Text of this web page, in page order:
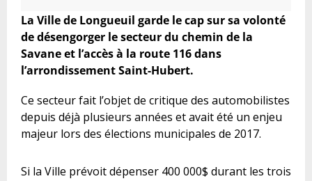
La Ville de Longueuil garde le cap sur sa volonté
de désengorger le secteur du chemin de la
Savane et l’accès à la route 116 dans
l’arrondissement Saint-Hubert.
Ce secteur fait l’objet de critique des automobilistes
depuis déjà plusieurs années et avait été un enjeu
majeur lors des élections municipales de 2017.
Si la Ville prévoit dépenser 400 000$ durant les trois